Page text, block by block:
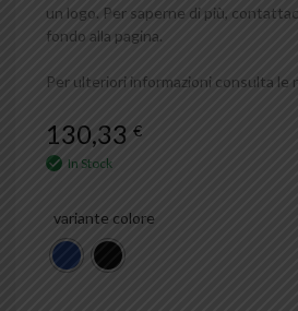
un logo. Per saperne di più,
fondo alla pagina.
Per ulteriori informazioni consulta le
130,33 €
In Stock
variante colore